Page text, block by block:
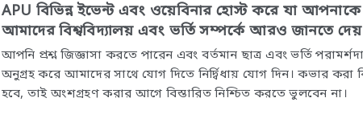
APU বিভিন্ন ইভেন্ট এবং ওয়েবিনার হোস্ট করে যা
আমাদের বিশ্ববিদ্যালয় এবং ভর্তি সম্পর্কে আরও জানতে
আপনি প্রশ্ন জিজ্ঞাসা করতে পারেন এবং বর্তমান ছাত্র এবং ভর্তি
অনুগ্রহ করে আমাদের সাথে যোগ দিতে নির্দ্বিধায় যোগ দিন। কভার
হবে, তাই অংশগ্রহণ করার আগে বিস্তারিত নিশ্চিত করতে ভুলবেন না।